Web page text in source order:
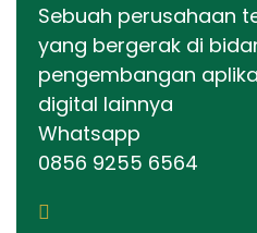
Sebuah perusahaan
yang bergerak di
pengembangan
digital lainnya
Whatsapp
0856 9255 6564